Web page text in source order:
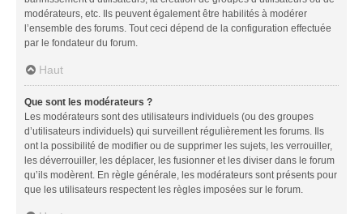
modérateurs, etc. Ils peuvent également être habilités à modérer
l’ensemble des forums. Tout ceci dépend de la configuration effectuée
par le fondateur du forum.
Haut
Que sont les modérateurs ?
Les modérateurs sont des utilisateurs individuels (ou des groupes
d’utilisateurs individuels) qui surveillent régulièrement les forums. Ils
ont la possibilité de modifier ou de supprimer les sujets, les verrouiller,
les déverrouiller, les déplacer, les fusionner et les diviser dans le forum
qu’ils modèrent. En règle générale, les modérateurs sont présents pour
que les utilisateurs respectent les règles imposées sur le forum.